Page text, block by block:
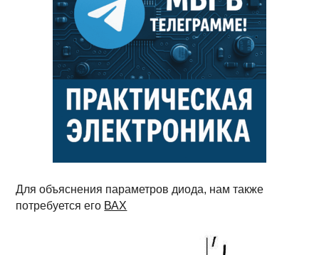
Для объяснения параметров диода, нам также
потребуется его ВАХ